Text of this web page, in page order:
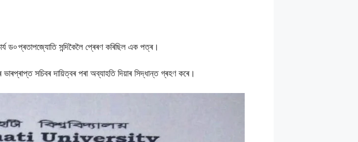
ড৹ প্ৰতাপজ্যোতি সন্দিকৈলৈ প্ৰেৰণ কৰিছিল এক পত্ৰ।
সচিবৰ দায়িত্বৰ পৰা অব্যাহতি দিয়াৰ সিদ্ধান্ত গ্ৰহণ কৰে।